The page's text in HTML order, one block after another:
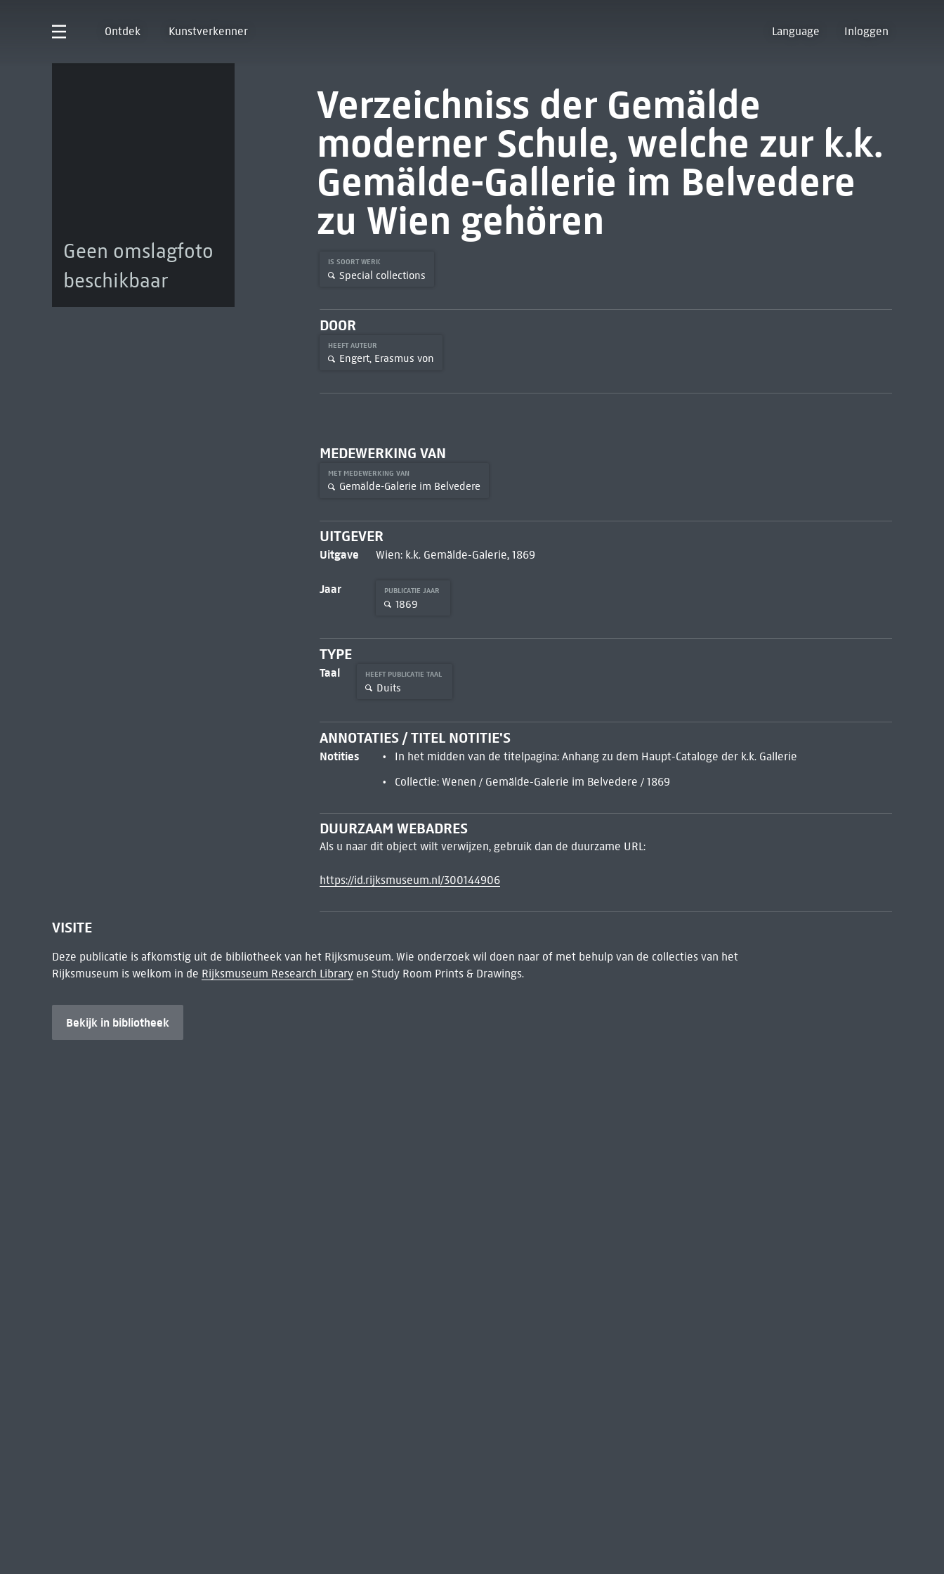
Ontdek Kunstverkenner Language Inloggen
Geen omslagfoto
beschikbaar
Verzeichniss der Gemälde
moderner Schule, welche zur k.k.
Gemälde-Gallerie im Belvedere
zu Wien gehören
IS SOORT WERK
Special collections
DOOR
HEEFT AUTEUR
Engert, Erasmus von
MEDEWERKING VAN
MET MEDEWERKING VAN
Gemälde-Galerie im Belvedere
UITGEVER
Uitgave Wien: k.k. Gemälde-Galerie, 1869
Jaar PUBLICATIE JAAR
1869
TYPE
Taal HEEFT PUBLICATIE TAAL
Duits
ANNOTATIES / TITEL NOTITIE'S
Notities
In het midden van de titelpagina: Anhang zu dem Haupt-Cataloge der k.k. Gallerie
Collectie: Wenen / Gemälde-Galerie im Belvedere / 1869
DUURZAAM WEBADRES
Als u naar dit object wilt verwijzen, gebruik dan de duurzame URL:
https://id.rijksmuseum.nl/300144906
VISITE
Deze publicatie is afkomstig uit de bibliotheek van het Rijksmuseum. Wie onderzoek wil doen naar of met behulp van de collecties van het
Rijksmuseum is welkom in de Rijksmuseum Research Libraryen Study Room Prints & Drawings.
Bekijk in bibliotheek